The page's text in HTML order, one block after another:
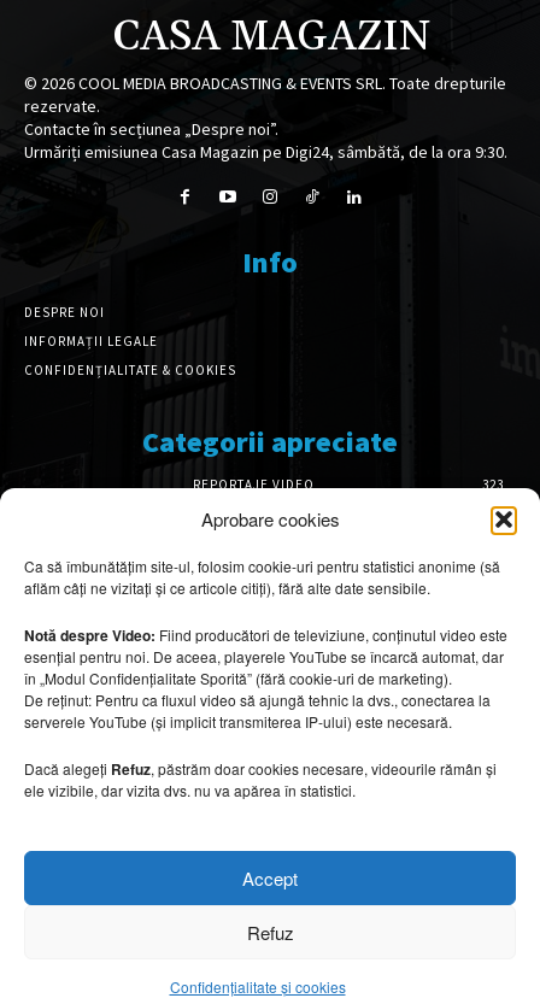
Aprobare cookies
Ca să îmbunătățim site-ul, folosim cookie-uri pentru statistici anonime (să
aflăm câți ne vizitați și ce articole citiți), fără alte date sensibile.
Notă despre Video: Fiind producători de televiziune, conținutul video este
esențial pentru noi. De aceea, playerele YouTube se încarcă automat, dar
în „Modul Confidențialitate Sporită” (fără cookie-uri de marketing).
De reținut: Pentru ca fluxul video să ajungă tehnic la dvs., conectarea la
serverele YouTube (și implicit transmiterea IP-ului) este necesară.
Dacă alegeți Refuz, păstrăm doar cookies necesare, videourile rămân și
ele vizibile, dar vizita dvs. nu va apărea în statistici.
Accept
Refuz
Confidențialitate și cookies
CASA MAGAZIN
© 2026COOL MEDIA BROADCASTING & EVENTS SRL. Toate drepturile
rezervate.
Contacte în secțiunea „Despre noi”.
Urmăriți emisiunea Casa Magazin pe Digi24, sâmbătă, de la ora 9:30.
Info
DESPRE NOI
INFORMAȚII LEGALE
CONFIDENȚIALITATE & COOKIES
Categorii apreciate
REPORTAJE VIDEO
323
AMENAJĂRI INTERIOARE
126
DESIGN INTERIOR
64
ARHITECTURĂ & DESIGN
OPINII & ANALIZE
43
Articole recomandate
Mobilier rezistent la soare și temperaturi
10 august 2026
Turismul marocan, între riaduri și refugii
10 august 2026